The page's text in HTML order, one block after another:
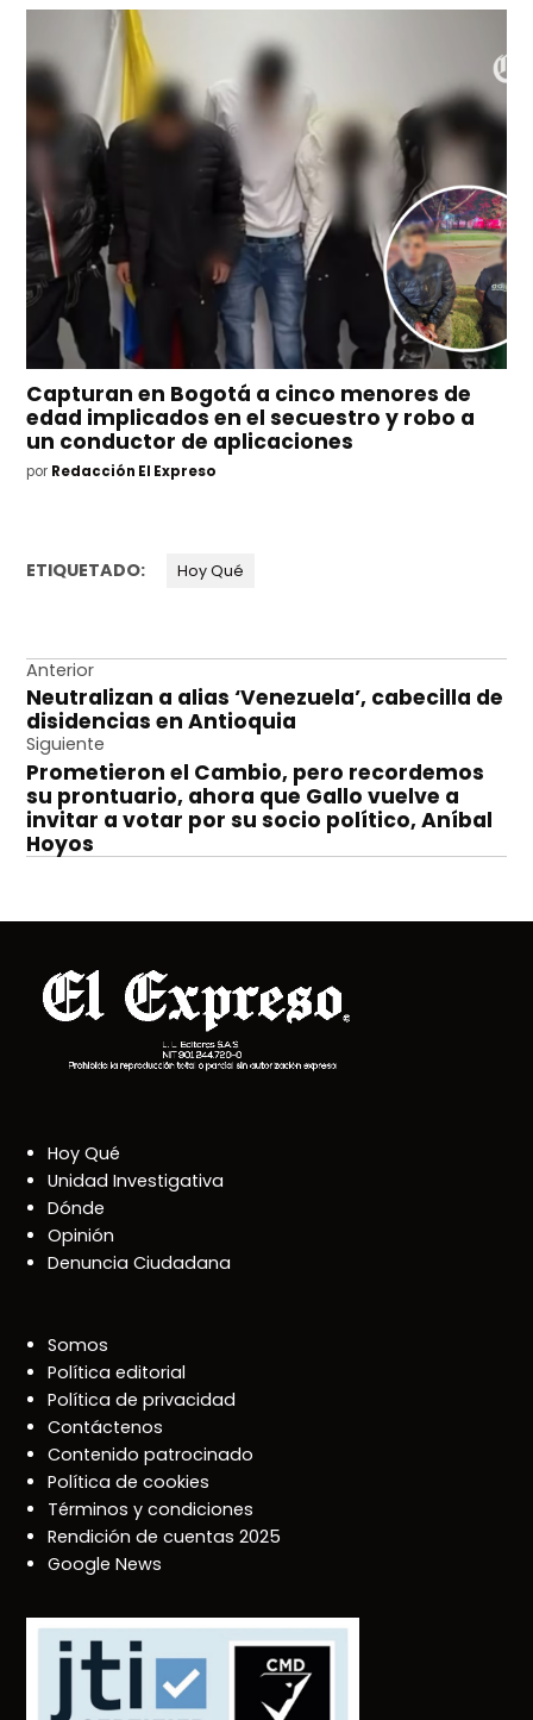
Capturan en Bogotá a cinco menores de
edad implicados en el secuestro y robo a
un conductor de aplicaciones
por Redacción El Expreso
ETIQUETADO: Hoy Qué
Navegación
de
entradas
Anterior
Neutralizan a alias ‘Venezuela’, cabecilla de
disidencias en Antioquia
Siguiente
Prometieron el Cambio, pero recordemos
su prontuario, ahora que Gallo vuelve a
invitar a votar por su socio político, Aníbal
Hoyos
Hoy Qué
Unidad Investigativa
Dónde
Opinión
Denuncia Ciudadana
Somos
Política editorial
Política de privacidad
Contáctenos
Contenido patrocinado
Política de cookies
Términos y condiciones
Rendición de cuentas 2025
Google News